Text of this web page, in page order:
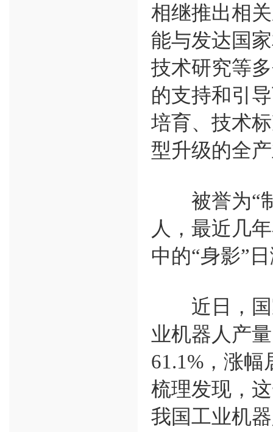
相继推出相
能与发达国
技术研究等
的支持和引
培育、技术
型升级的全
被誉为“制
人，最近几
中的“身影”
近日，国
业机器人产
61.1%，涨
梳理发现，
我国工业机